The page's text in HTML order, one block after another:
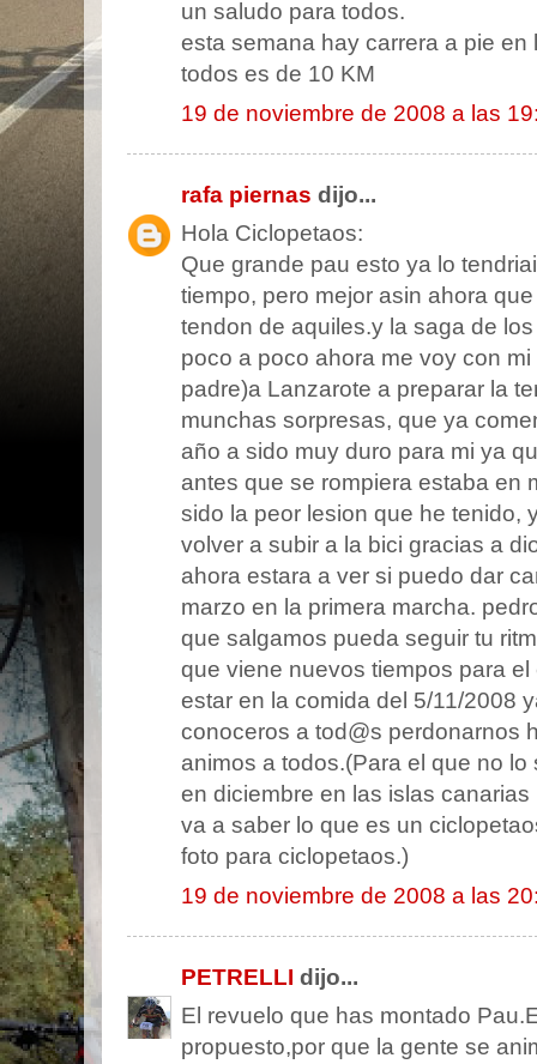
un saludo para todos.
esta semana hay carrera a pie
todos es de 10 KM
19 de noviembre de 2008 a las
rafa piernas dijo...
Hola Ciclopetaos:
Que grande pau esto ya lo
tiempo, pero mejor asin ahora
tendon de aquiles.y la saga de
poco a poco ahora me voy con
padre)a Lanzarote a preparar la
munchas sorpresas, que ya
año a sido muy duro para mi ya
antes que se rompiera estaba en
sido la peor lesion que he tenido,
volver a subir a la bici gracias a
ahora estara a ver si puedo dar
marzo en la primera marcha.
que salgamos pueda seguir tu
que viene nuevos tiempos para
estar en la comida del 5/11/2008
conoceros a tod@s perdonarnos
animos a todos.(Para el que no
en diciembre en las islas
va a saber lo que es un
foto para ciclopetaos.)
19 de noviembre de 2008 a las
PETRELLI dijo...
El revuelo que has montado
propuesto,por que la gente se